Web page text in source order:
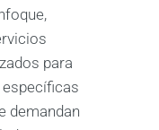
para
demandan